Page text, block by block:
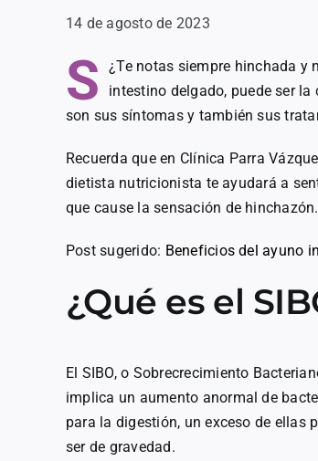
14 de agosto de 2023
¿Te notas siempre hinchada y
S
intestino delgado, puede ser la
son sus síntomas y también sus
Recuerda que en Clínica Parra
dietista nutricionista te ayudará a
que cause la sensación de hinchazón.
Post sugerido: Beneficios del ayuno
¿Qué es el
El SIBO, o Sobrecrecimiento
implica un aumento anormal de
para la digestión, un exceso de ellas
ser de gravedad.